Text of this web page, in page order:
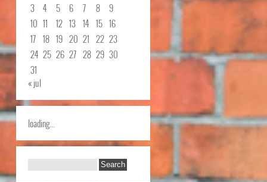
3
4 5 6 7 8
9
10 11 12 13 14 15 16
17 18 19 20 21 22 23
24 25 26 27 28 29 30
31
« jul
loading...